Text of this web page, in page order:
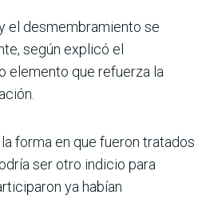
el desmembramiento se
según explicó el
elemento que refuerza la
forma en que fueron tratados
ser otro indicio para
ya habían